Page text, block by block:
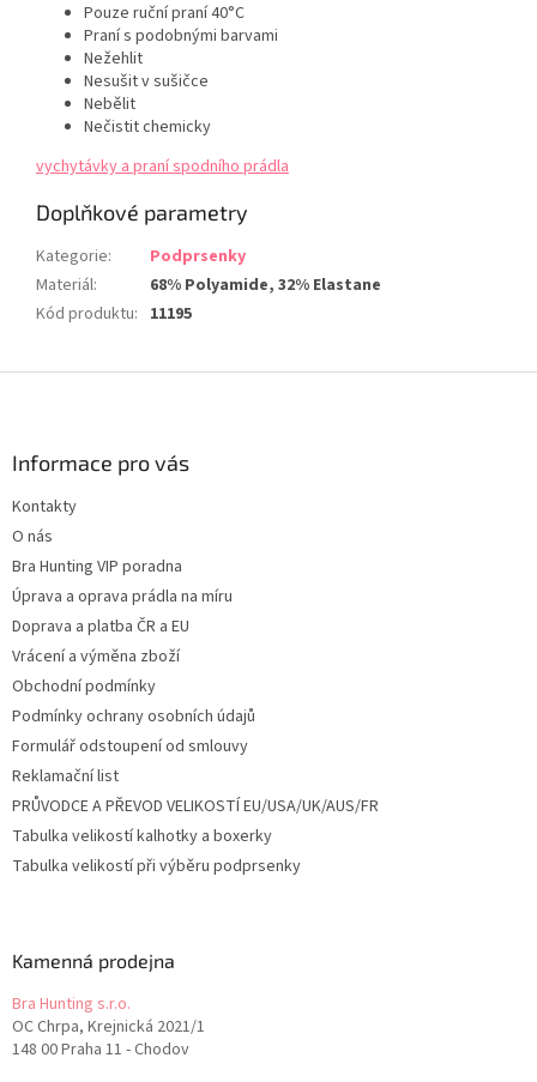
Pouze ruční praní 40°C
Praní s podobnými barvami
Nežehlit
Nesušit v sušičce
Nebělit
Nečistit chemicky
vychytávky a praní spodního prádla
Doplňkové parametry
Kategorie:
Podprsenky
Materiál:
68% Polyamide, 32% Elastane
Kód produktu: 11195
Informace pro vás
Kontakty
O nás
Bra Hunting VIP poradna
Úprava a oprava prádla na míru
Doprava a platba ČR a EU
Vrácení a výměna zboží
Obchodní podmínky
Podmínky ochrany osobních údajů
Formulář odstoupení od smlouvy
Reklamační list
PRŮVODCE A PŘEVOD VELIKOSTÍ EU/USA/UK/AUS/FR
Tabulka velikostí kalhotky a boxerky
Tabulka velikostí při výběru podprsenky
Kamenná prodejna
Bra Hunting s.r.o.
OC Chrpa, Krejnická 2021/1
148 00 Praha 11 - Chodov